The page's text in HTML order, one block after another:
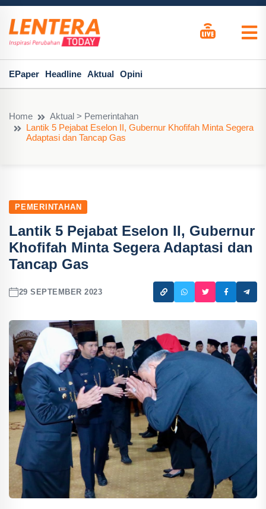
EPaper Headline Aktual Opini
Home
Aktual > Pemerintahan
Lantik 5 Pejabat Eselon II, Gubernur Khofifah Minta Segera
Adaptasi dan Tancap Gas
PEMERINTAHAN
Lantik 5 Pejabat Eselon II, Gubernur
Khofifah Minta Segera Adaptasi dan
Tancap Gas
29 SEPTEMBER 2023